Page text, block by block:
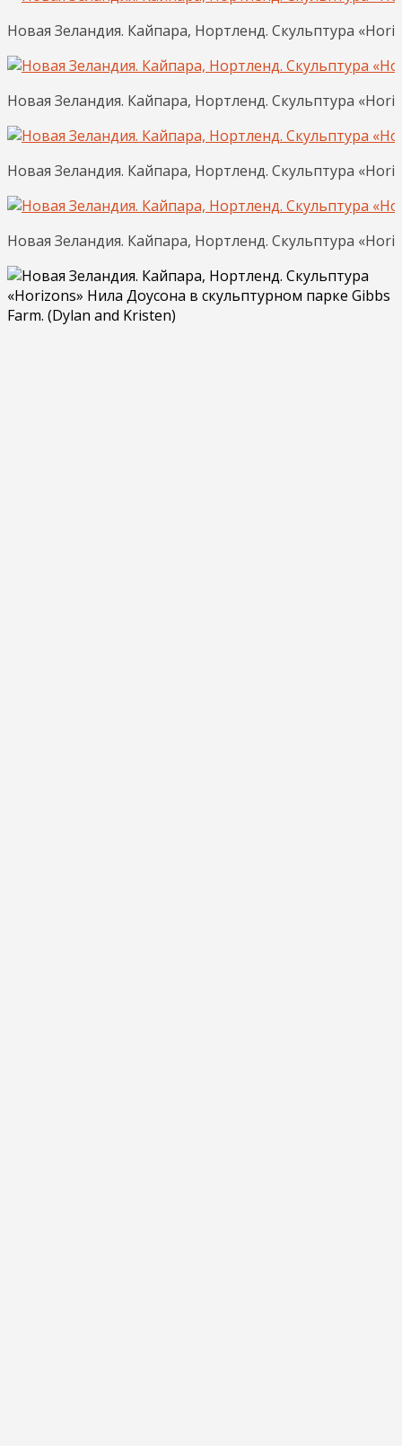
Новая Зеландия. Кайпара, Нортленд. Скульптура
Новая Зеландия. Кайпара, Нортленд. Скульптура
Новая Зеландия. Кайпара, Нортленд. Скульптура
Новая Зеландия. Кайпара, Нортленд. Скульптура